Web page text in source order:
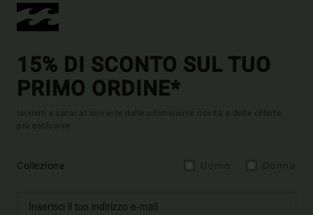
15% DI SCONTO SUL TUO
PRIMO ORDINE*
Iscriviti e sarai al corrente delle ultimissime novità e delle offerte
più esclusive.
Collezione